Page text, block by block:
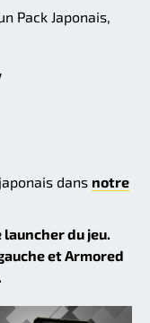
Pack Japonais,
dans notre
du jeu.
et Armored